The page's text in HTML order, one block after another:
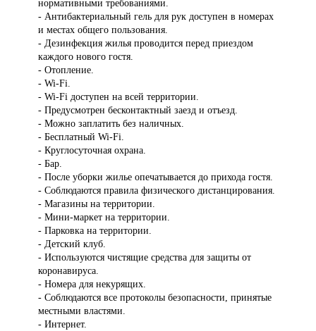
нормативными требованиями.
- Антибактериальный гель для рук доступен в номерах
и местах общего пользования.
- Дезинфекция жилья проводится перед приездом
каждого нового гостя.
- Отопление.
- Wi-Fi.
- Wi-Fi доступен на всей территории.
- Предусмотрен бесконтактный заезд и отъезд.
- Можно заплатить без наличных.
- Бесплатный Wi-Fi.
- Круглосуточная охрана.
- Бар.
- После уборки жилье опечатывается до прихода гостя.
- Соблюдаются правила физического дистанцирования.
- Магазины на территории.
- Мини-маркет на территории.
- Парковка на территории.
- Детский клуб.
- Используются чистящие средства для защиты от
коронавируса.
- Номера для некурящих.
- Соблюдаются все протоколы безопасности, принятые
местными властями.
- Интернет.